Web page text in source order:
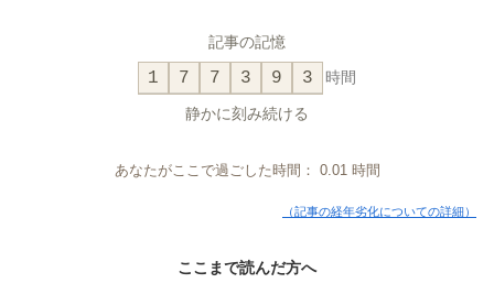
記事の記憶
1 7 7 3 9 3 時間
静かに刻み続ける
あなたがここで過ごした時間： 0.01時間
（記事の経年劣化についての詳細）
ここまで読んだ方へ